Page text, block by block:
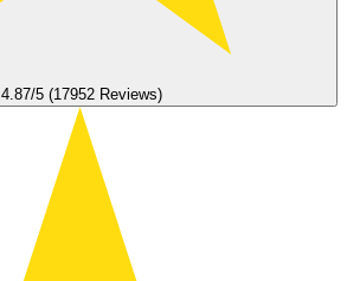
4.87/5 (17952 Reviews)